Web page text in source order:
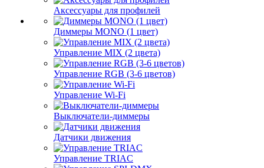
Аксессуары для профилей
Диммеры MONO (1 цвет)
Управление MIX (2 цвета)
Управление RGB (3-6 цветов)
Управление Wi-Fi
Выключатели-диммеры
Датчики движения
Управление TRIAC